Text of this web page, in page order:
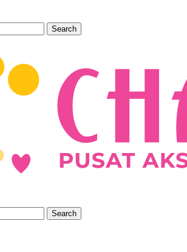
Search
Search